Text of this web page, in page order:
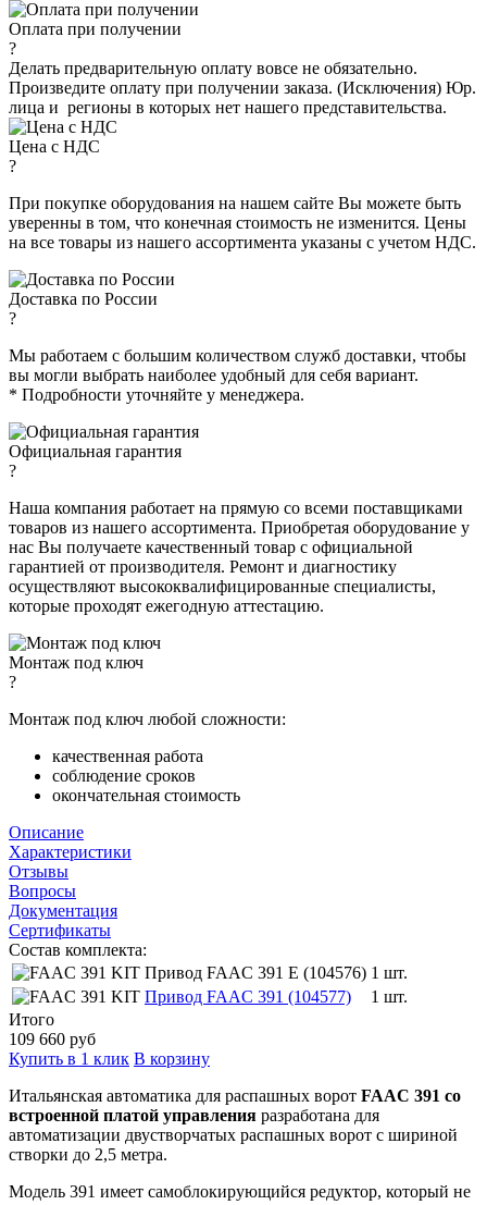
Оплата при получении
?
Делать предварительную оплату вовсе не обязательно.
Произведите оплату при получении заказа. (Исключения) Юр.
лица и регионы в которых нет нашего представительства.
Цена с НДС
?
При покупке оборудования на нашем сайте Вы можете быть
уверенны в том, что конечная стоимость не изменится. Цены
на все товары из нашего ассортимента указаны с учетом НДС.
Доставка по России
?
Мы работаем с большим количеством служб доставки, чтобы
вы могли выбрать наиболее удобный для себя вариант.
* Подробности уточняйте у менеджера.
Официальная гарантия
?
Наша компания работает на прямую со всеми поставщиками
товаров из нашего ассортимента. Приобретая оборудование у
нас Вы получаете качественный товар с официальной
гарантией от производителя. Ремонт и диагностику
осуществляют высококвалифицированные специалисты,
которые проходят ежегодную аттестацию.
Монтаж под ключ
?
Монтаж под ключ любой сложности:
качественная работа
соблюдение сроков
окончательная стоимость
Описание
Характеристики
Отзывы
Вопросы
Документация
Сертификаты
Состав комплекта:
Привод FAAC 391 E (104576) 1 шт.
Привод FAAC 391 (104577)
1 шт.
Итого
109 660 руб
Купить в 1 клик В корзину
Итальянская автоматика для распашных ворот FAAC 391 со
встроенной платой управления разработана для
автоматизации двустворчатых распашных ворот с шириной
створки до 2,5 метра.
Модель 391 имеет самоблокирующийся редуктор, который не